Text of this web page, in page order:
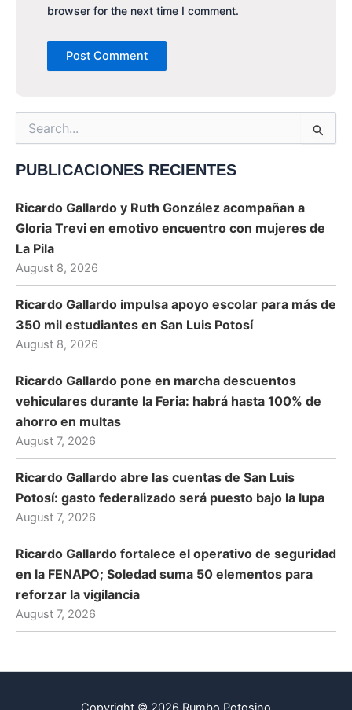
browser for the next time I comment.
Search
for:
PUBLICACIONES RECIENTES
Ricardo Gallardo y Ruth González acompañan a
Gloria Trevi en emotivo encuentro con mujeres de
La Pila
August 8, 2026
Ricardo Gallardo impulsa apoyo escolar para más de
350 mil estudiantes en San Luis Potosí
August 8, 2026
Ricardo Gallardo pone en marcha descuentos
vehiculares durante la Feria: habrá hasta 100% de
ahorro en multas
August 7, 2026
Ricardo Gallardo abre las cuentas de San Luis
Potosí: gasto federalizado será puesto bajo la lupa
August 7, 2026
Ricardo Gallardo fortalece el operativo de seguridad
en la FENAPO; Soledad suma 50 elementos para
reforzar la vigilancia
August 7, 2026